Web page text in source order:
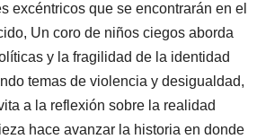
excéntricos que se encontrarán en el
Un coro de niños ciegos aborda
y la fragilidad de la identidad
temas de violencia y desigualdad,
a la reflexión sobre la realidad
hace avanzar la historia en donde